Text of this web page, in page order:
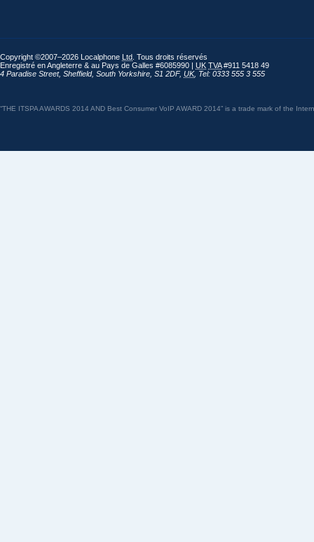
Copyright ©2007–2026 Localphone Ltd . Tous droits réservés
Enregistré en Angleterre & au Pays de Galles #6085990 | UK TVA#911 5418 49
4 Paradise Street, Sheffield, South Yorkshire S1 2DF, UK, Tel: 0333 555 3 555
“THE ITSPA AWARDS 2014 AND Best Consumer VoIP AWARD 2014” is a trade mark of the